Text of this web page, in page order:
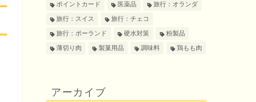
ポイントカード
医薬品
旅行：オランダ
旅行：スイス
旅行：チェコ
旅行：ポーランド
硬水対策
粉製品
薄切り肉
製菓用品 調味料 鶏もも肉
アーカイブ